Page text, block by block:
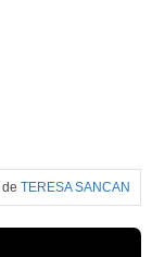
TERESA SANCAN